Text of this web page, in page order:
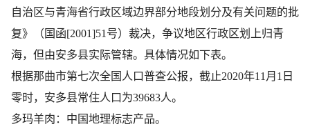
自治区与青海省行政区域边界部分地段划分及有关问题的批
复》（国函[2001]51号）裁决，争议地区行政区划上归青
海，但由安多县实际管辖。具体情况如下表。
根据那曲市第七次全国人口普查公报，截止2020年11月1日
零时，安多县常住人口为39683人。
多玛羊肉：中国地理标志产品。